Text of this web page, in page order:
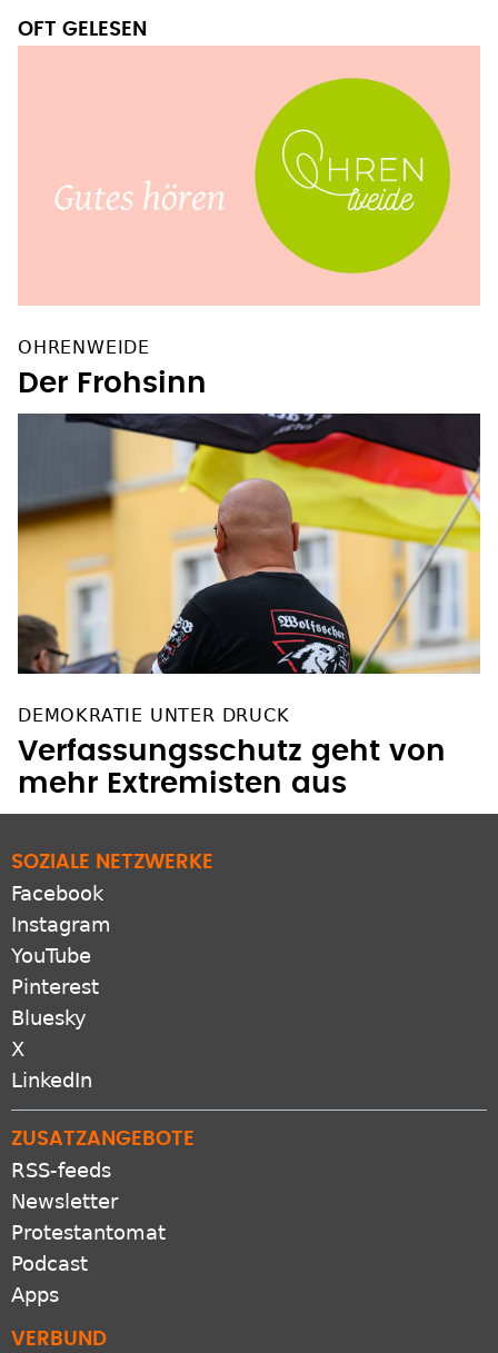
OFT GELESEN
OHRENWEIDE
Der Frohsinn
DEMOKRATIE UNTER DRUCK
Verfassungsschutz geht von
mehr Extremisten aus
SOZIALE NETZWERKE
Facebook
Instagram
YouTube
Pinterest
Bluesky
X
LinkedIn
ZUSATZANGEBOTE
RSS-feeds
Newsletter
Protestantomat
Podcast
Apps
VERBUND